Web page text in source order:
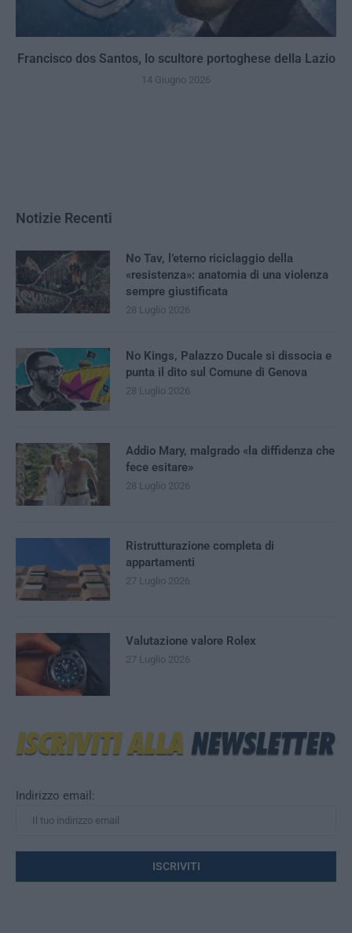
Francisco dos Santos, lo scultore portoghese della Lazio
14 Giugno 2026
Indirizzo email:
Notizie Recenti
No Tav, l’eterno riciclaggio della
«resistenza»: anatomia di una violenza
sempre giustificata
28 Luglio 2026
No Kings, Palazzo Ducale si dissocia e
punta il dito sul Comune di Genova
28 Luglio 2026
Addio Mary, malgrado «la diffidenza che
fece esitare»
28 Luglio 2026
Ristrutturazione completa di
appartamenti
27 Luglio 2026
Valutazione valore Rolex
27 Luglio 2026